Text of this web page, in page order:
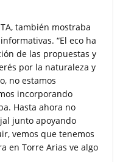
también mostraba
“El eco ha
de las propuestas y
por la naturaleza y
no estamos
incorporando
Hasta ahora no
junto apoyando
vemos que tenemos
en Torre Arias ve algo